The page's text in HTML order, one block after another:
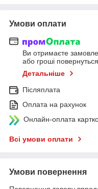
Умови оплати
Ви отримаєте
або гроші
Детальніше
Післяплата
Оплата на рахунок
Онлайн-оплата
Всі умови оплати
Умови повернення